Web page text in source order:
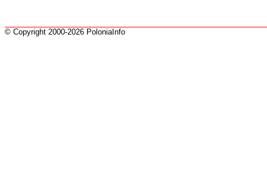
© Copyright 2000-2026 PoloniaInfo